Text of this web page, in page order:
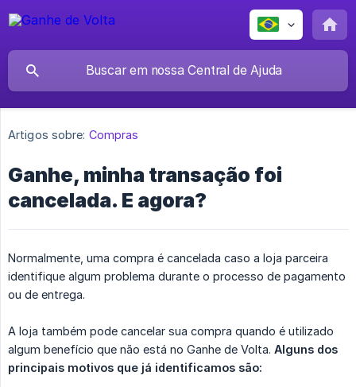
Artigos sobre: Compras
Ganhe, minha transação foi
cancelada. E agora?
Normalmente, uma compra é cancelada caso a loja parceira
identifique algum problema durante o processo de pagamento
ou de entrega.
A loja também pode cancelar sua compra quando é utilizado
algum benefício que não está no Ganhe de Volta. Alguns dos
principais motivos que já identificamos são: